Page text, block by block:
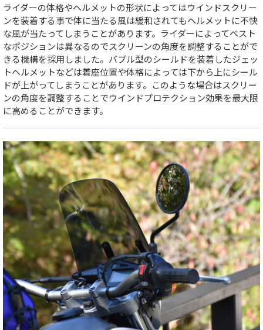
ライダーの体格やヘルメットの形状によってはウインドスクリー
ンを装着する事で体に当たる風は緩和されてもヘルメットに不快
な風が当たってしまうことがあります。ライダーによってベスト
なポジションは異なるのでスクリーンの角度を調整することがで
きる機構を採用しました。バブル型のシールドを装着したジェッ
トヘルメットなどは着座位置や体格によっては下から上にシール
ドが上がってしまうことがあります。このような場合はスクリー
ンの角度を調整することでウインドプロテクション効果を最大限
に高めることができます。